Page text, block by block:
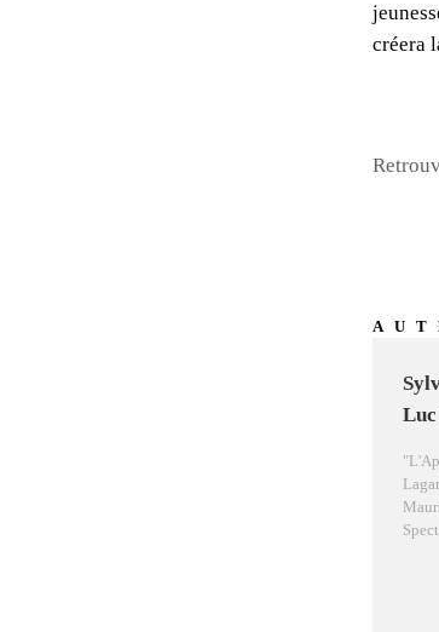
créera